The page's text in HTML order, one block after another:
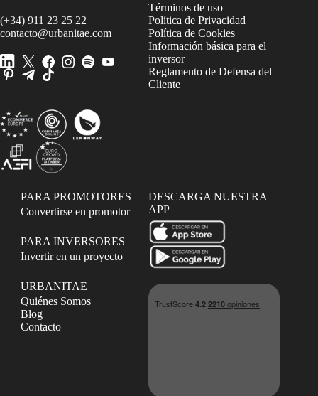
(+34) 911 23 25 22
contacto@urbanitae.com
Términos de uso
Política de Privacidad
Política de Cookies
Información básica para el
inversor
Reglamento de Defensa del
Cliente
PARA PROMOTORES
Convertirse en promotor
PARA INVERSORES
Invertir en un proyecto
URBANITAE
Quiénes Somos
Blog
Contacto
DESCARGA NUESTRA
APP